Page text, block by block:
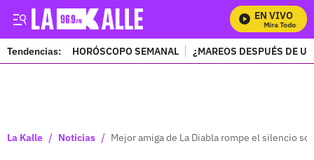
EN VIVO
Mira Todos
Tendencias: HORÓSCOPO SEMANAL ¿MAREOS DESPUÉS DE
La Kalle / Noticias / Mejor amiga de La Diabla rompe el silencio